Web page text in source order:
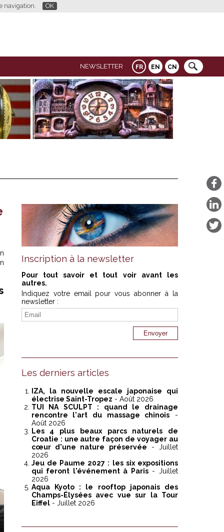
navigation. OK
FR EN CN
NEWSLETTER
Inscription à la newsletter
Pour tout savoir et tout voir avant les
autres.
Indiquez votre email pour vous abonner à la
newsletter :
Les derniers articles
IZA, la nouvelle escale japonaise qui
électrise Saint-Tropez - Août 2026
TUI NA SCULPT : quand le drainage
rencontre l'art du massage chinois -
Août 2026
Les 4 plus beaux parcs naturels de
Croatie : une autre façon de voyager au
cœur d'une nature préservée - Juillet
2026
Jeu de Paume 2027 : les six expositions
qui feront l'événement à Paris- Juillet
2026
Aqua Kyoto : le rooftop japonais des
Champs-Élysées avec vue sur la Tour
Eiffel- Juillet 2026